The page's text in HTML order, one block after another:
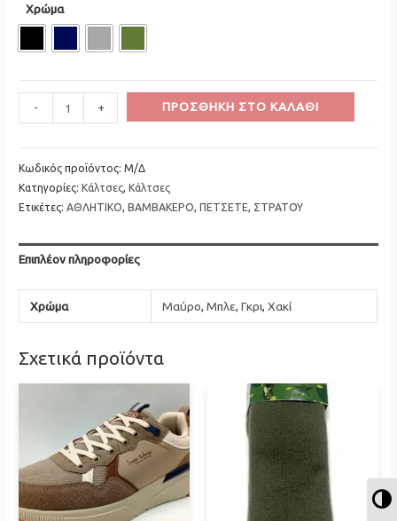
Χρώμα
Quantity
-
Πετσετέ
Βαμβακερή
Αθλητική
ποσότητα
Quantity
+ ΠΡΟΣΘΉΚΗ ΣΤΟ ΚΑΛΆΘΙ
Κωδικός προϊόντος:Μ/Δ
Κατηγορίες: Κάλτσες, Κάλτσες
Ετικέτες:ΑΘΛΗΤΙΚΟ, ΒΑΜΒΑΚΕΡΟ, ΠΕΤΣΕΤΕ, ΣΤΡΑΤΟΥ
Επιπλέον πληροφορίες
Χρώμα Mαύρο,Μπλε,Γκρι,Χακί
Σχετικά προϊόντα